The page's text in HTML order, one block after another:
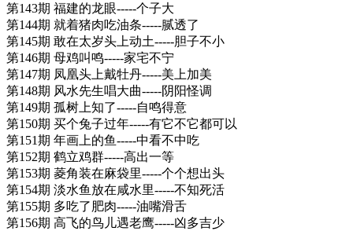
第143期 福建的龙眼-----个子大
第144期 就着猪肉吃油条-----腻透了
第145期 敢在太岁头上动土-----胆子不小
第146期 母鸡叫鸣-----家宅不宁
第147期 凤凰头上戴牡丹-----美上加美
第148期 风水先生唱大曲-----阴阳怪调
第149期 孤树上知了-----自鸣得意
第150期 买个兔子过年-----有它不它都可以
第151期 年画上的鱼-----中看不中吃
第152期 鹤立鸡群-----高出一等
第153期 菱角装在麻袋里-----个个想出头
第154期 淡水鱼放在咸水里-----不知死活
第155期 多吃了肥肉-----油嘴滑舌
第156期 高飞的鸟儿遇老鹰-----凶多吉少